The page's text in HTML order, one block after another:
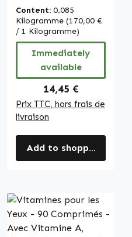
faciles à avaler -
avec acide
folique, fer etc. -
vegan | Warnke
Vitalstoffe
Content: 0.085
Kilogramme (170,00 €
/ 1 Kilogramme)
Immediately
available
Regular price:
14,45 €
Prix TTC, hors frais de
livraison
Add to shopping cart